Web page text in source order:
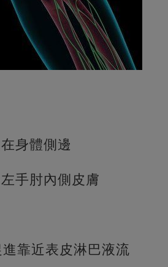
身體側邊
手肘內側皮膚
靠近表皮淋巴液流